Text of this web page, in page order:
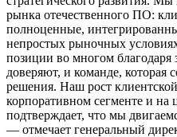
рынка отечественного ПО:
полноценные,
непростых рыночных
позиции во многом благодаря
доверяют, и команде, которая
решения. Наш рост
корпоративном сегменте и
подтверждает, что мы
— отмечает генеральный